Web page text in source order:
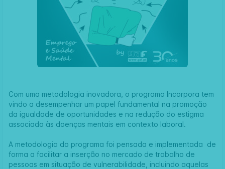
Com uma metodologia inovadora, o programa Incorpora tem
vindo a desempenhar um papel fundamental na promoção
da igualdade de oportunidades e na redução do estigma
associado às doenças mentais em contexto laboral.
A metodologia do programa foi pensada e implementada de
forma a facilitar a inserção no mercado de trabalho de
pessoas em situação de vulnerabilidade, incluindo aquelas